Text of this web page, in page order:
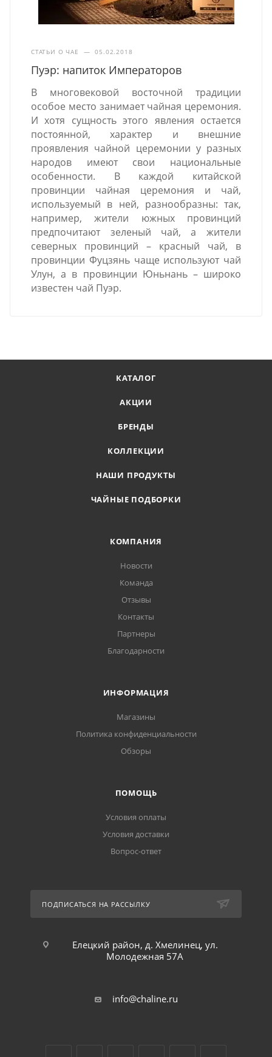
СТАТЬИ О ЧАЕ — 05.02.2018
Пуэр: напиток Императоров
В многовековой восточной традиции
особое место занимает чайная церемония.
И хотя сущность этого явления остается
постоянной, характер и внешние
проявления чайной церемонии у разных
народов имеют свои национальные
особенности. В каждой китайской
провинции чайная церемония и чай,
используемый в ней, разнообразны: так,
например, жители южных провинций
предпочитают зеленый чай, а жители
северных провинций – красный чай, в
провинции Фуцзянь чаще используют чай
Улун, а в провинции Юньнань – широко
известен чай Пуэр.
КАТАЛОГ
АКЦИИ
БРЕНДЫ
КОЛЛЕКЦИИ
НАШИ ПРОДУКТЫ
ЧАЙНЫЕ ПОДБОРКИ
КОМПАНИЯ
Новости
Команда
Отзывы
Контакты
Партнеры
Благодарности
ИНФОРМАЦИЯ
Магазины
Политика конфиденциальности
Обзоры
ПОМОЩЬ
Условия оплаты
Условия доставки
Вопрос-ответ
ПОДПИСАТЬСЯ НА РАССЫЛКУ
Елецкий район, д. Хмелинец, ул.
Молодежная 57А
info@chaline.ru